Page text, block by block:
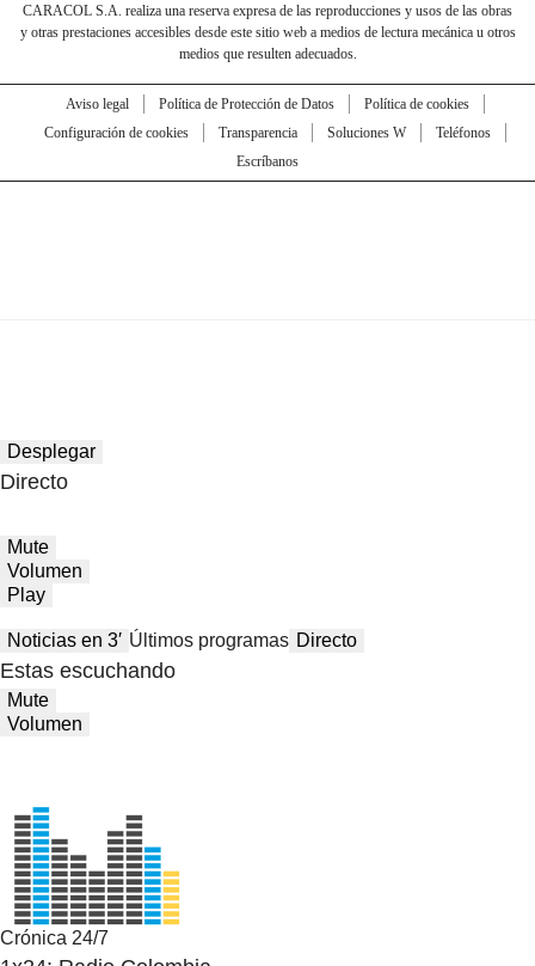
CARACOL S.A. realiza una reserva expresa de las reproducciones y usos de las obras
y otras prestaciones accesibles desde este sitio web a medios de lectura mecánica u otros
medios que resulten adecuados.
Aviso legal Política de Protección de Datos
Política de cookies
Configuración de cookies
Transparencia Soluciones W
Teléfonos
Escríbanos
Desplegar
Directo
Mute
Volumen
Play
Noticias en 3′ Últimos programas Directo
Estas escuchando
Mute
Volumen
Crónica 24/7